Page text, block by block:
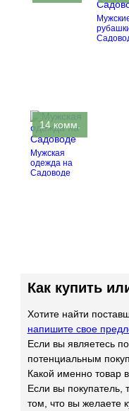
14 комм.
Мужская
одежда на
Садоводе
Как купить
Хотите найти
напишите свое
Если вы являетесь
потенциальным
Какой именно товар
Если вы покупатель,
том, что вы желаете